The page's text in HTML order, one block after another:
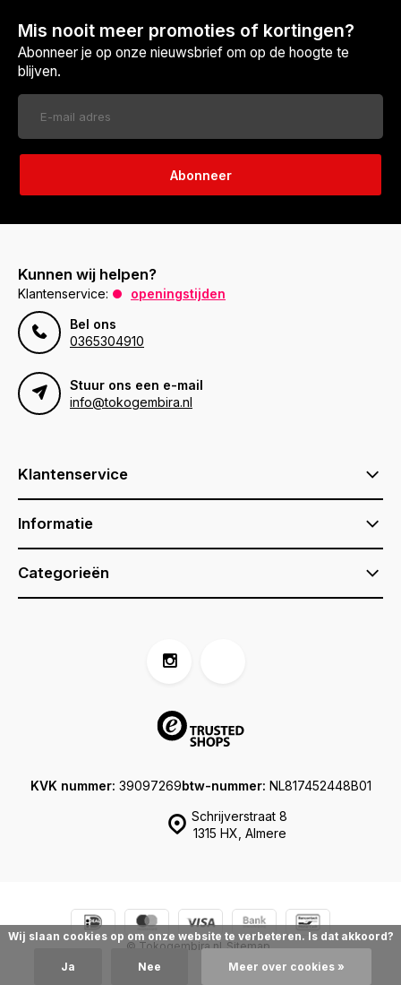
Mis nooit meer promoties of kortingen?
Abonneer je op onze nieuwsbrief om op de hoogte te
blijven.
Abonneer
Kunnen wij helpen?
Klantenservice:
openingstijden
Bel ons
0365304910
Stuur ons een e-mail
info@tokogembira.nl
Klantenservice
Informatie
Categorieën
Schrijverstraat 8
1315 HX, Almere
KVK nummer: 39097269btw-nummer: NL817452448B01
© Tokogembira.nl Sitemap
Wij slaan cookies op om onze website te verbeteren. Is dat akkoord?
Ja Nee Meer over cookies »